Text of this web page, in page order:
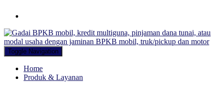
Toggle Navigation
Home
Produk & Layanan